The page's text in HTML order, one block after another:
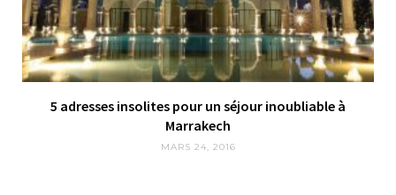
5 adresses insolites pour un séjour inoubliable à
Marrakech
MARS 24, 2016